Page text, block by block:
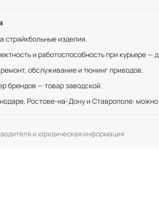
страйкбольные изделия.
и работоспособность при курьере —
обслуживание и тюнинг приводов.
брендов — товар заводской.
Ростове-на-Дону и Ставрополе: можно
и юридическая информация